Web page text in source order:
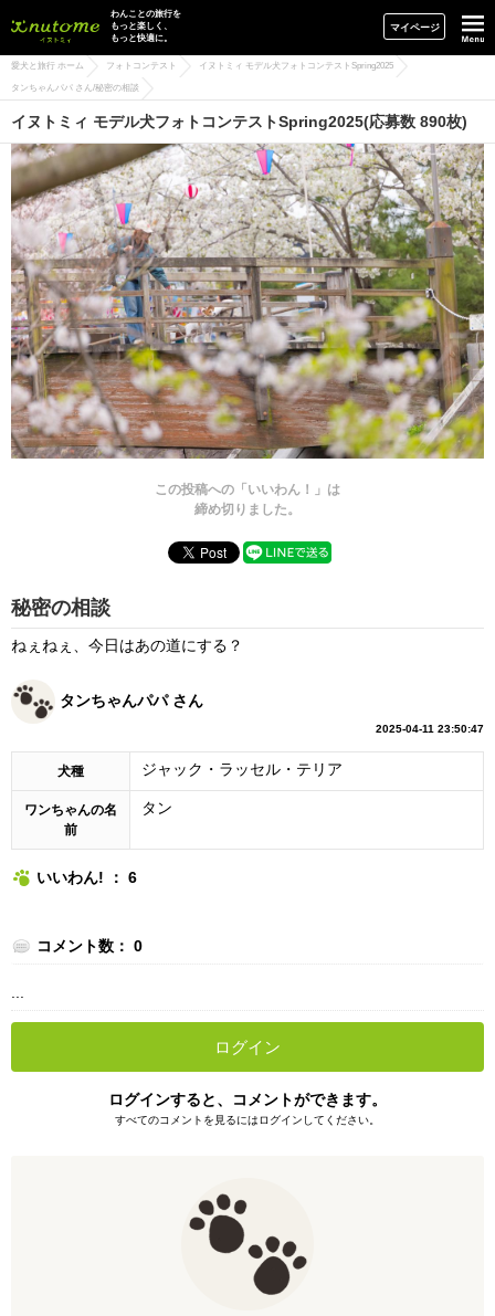
イヌトミィ
わんことの旅行を
もっと楽しく、
もっと快適に。
マイページ
愛犬と旅行 ホーム フォトコンテスト イヌトミィ モデル犬フォトコンテストSpring2025
タンちゃんパパ さん/秘密の相談
イヌトミィ モデル犬フォトコンテストSpring2025(応募数 890枚)
この投稿への「いいわん！」は
締め切りました。
秘密の相談
ねぇねぇ、今日はあの道にする？
タンちゃんパパ さん
2025-04-11 23:50:47
犬種 ジャック・ラッセル・テリア
ワンちゃんの名
前
タン
いいわん! ： 6
コメント数： 0
...
ログイン
ログインすると、コメントができます。
すべてのコメントを見るにはログインしてください。